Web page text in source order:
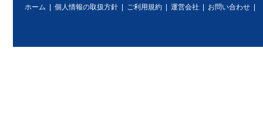
ホーム 個人情報の取扱方針 ご利用規約 運営会社 お問い合わせ